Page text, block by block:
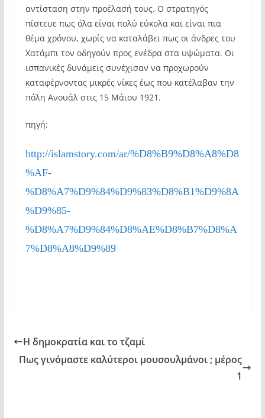
αντίσταση στην προέλασή τους. Ο στρατηγός
πίστευε πως όλα είναι πολύ εύκολα και είναι πια
θέμα χρόνου, χωρίς να καταλάβει πως οι άνδρες του
Χατάμπι τον οδηγούν προς ενέδρα στα υψώματα. Οι
ισπανικές δυνάμεις συνέχισαν να προχωρούν
καταφέρνοντας μικρές νίκες έως που κατέλαβαν την
πόλη Ανουάλ στις 15 Μάιου 1921.
πηγή:
http://islamstory.com/ar/%D8%B9%D8%A8%D8
%AF-
%D8%A7%D9%84%D9%83%D8%B1%D9%8A
%D9%85-
%D8%A7%D9%84%D8%AE%D8%B7%D8%A
7%D8%A8%D9%89
Η δημοκρατία και το τζαμί
Πως γινόμαστε καλύτεροι μουσουλμάνοι ; μέρος
1